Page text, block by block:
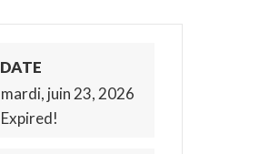
DATE
mardi, juin 23, 2026
Expired!